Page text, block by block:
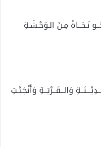
نَـجَــاةً مِـنَ الـوَحْـشَـةِ
وَالــقَــرْيَــةِ وَأَنْجَـبْـتِ